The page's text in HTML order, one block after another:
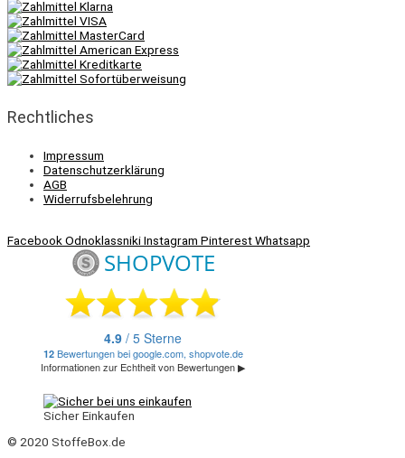
Rechtliches
Impressum
Datenschutzerklärung
AGB
Widerrufsbelehrung
FacebookOdnoklassnikiInstagram PinterestWhatsapp
Sicher Einkaufen
© 2020 StoffeBox.de